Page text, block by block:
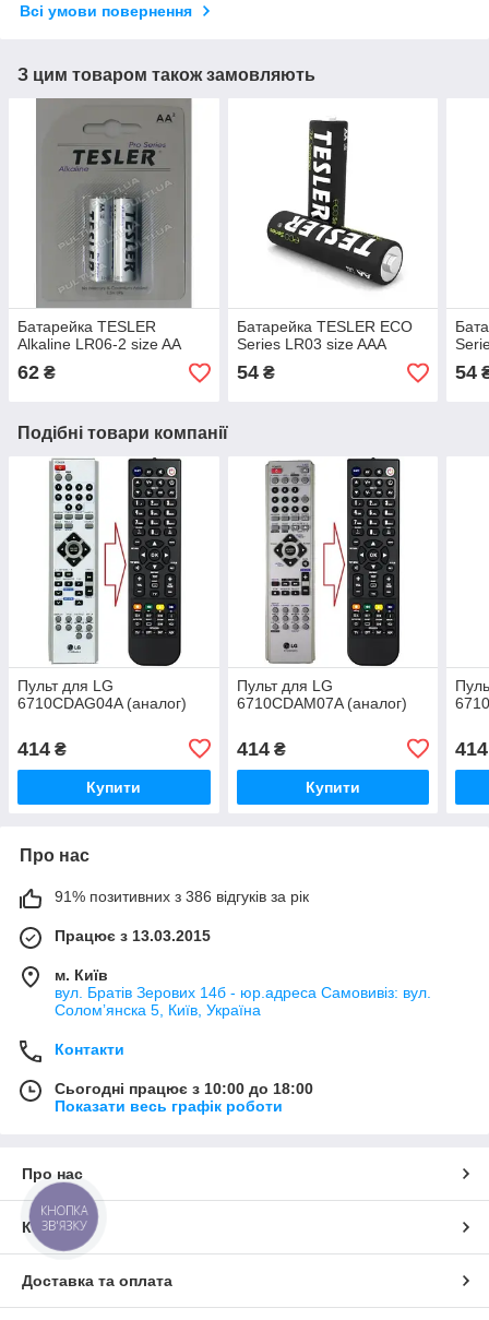
Всі умови повернення
З цим товаром також замовляють
Батарейка TESLER
Alkaline LR06-2 size AA
62 ₴
Батарейка TESLER ECO
Series LR03 size AAA
54₴ 54
Подібні товари компанії
Пульт для LG
6710CDAG04A (аналог)
414 ₴
Купити
Пульт для LG
6710CDAM07A (аналог)
414₴
Купити
414
Про нас
91% позитивних з 386 відгуків за рік
Працює з 13.03.2015
м. Київ
вул. Братів Зерових 14б - юр.адреса Самовивіз: вул.
Соломʼянска 5, Київ, Україна
Контакти
Сьогодні працює з 10:00 до 18:00
Показати весь графік роботи
Про нас
Контакти
Доставка та оплата
КНОПКА
ЗВ'ЯЗКУ